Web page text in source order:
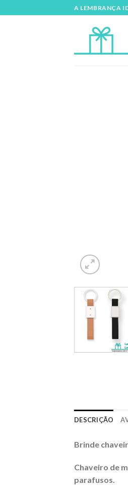
to
A LEMBRANÇA
DESCRIÇÃO
Brinde
Chaveiro de
parafusos.